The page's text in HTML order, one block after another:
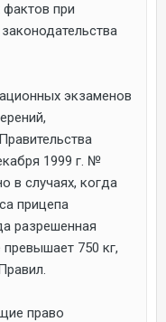
при
экзаменов
1999 г. №
в случаях, когда
прицепа
разрешенная
750 кг,
право